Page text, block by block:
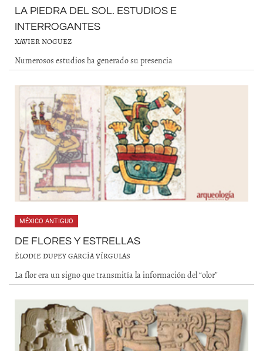
LA PIEDRA DEL SOL. ESTUDIOS E
INTERROGANTES
XAVIER NOGUEZ
Numerosos estudios ha generado su presencia
MÉXICO ANTIGUO
DE FLORES Y ESTRELLAS
ÉLODIE DUPEY GARCÍA VÍRGULAS
La flor era un signo que transmitía la información del “olor”